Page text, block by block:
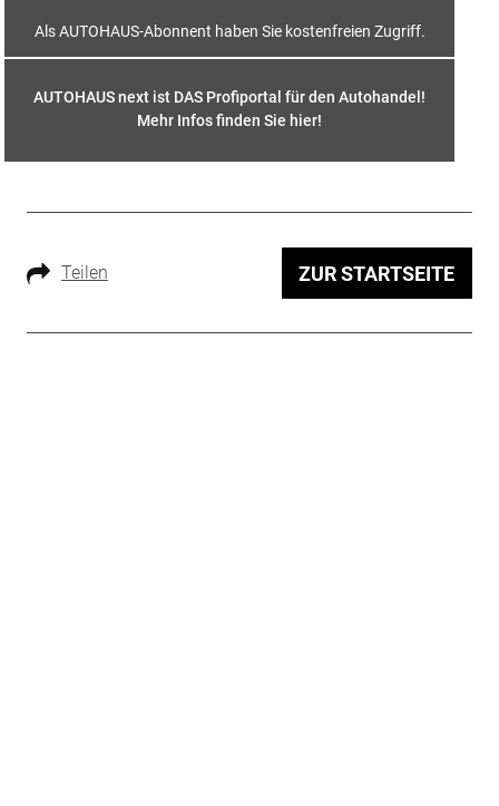
Als AUTOHAUS-Abonnent haben Sie kostenfreien Zugriff.
AUTOHAUS next ist DAS Profiportal für den Autohandel!
Mehr Infos finden Sie hier!
Teilen ZUR STARTSEITE